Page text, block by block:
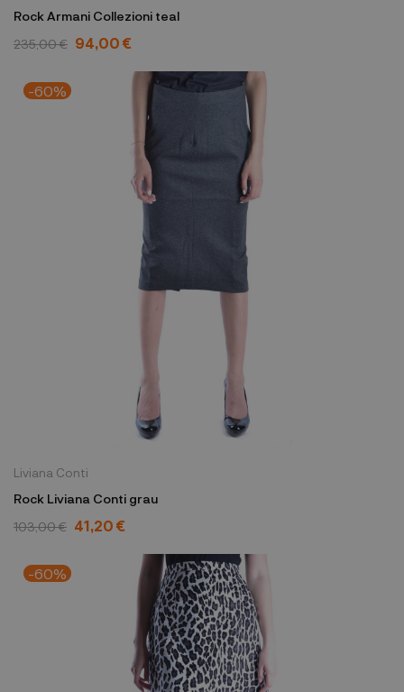
Rock Armani Collezioni teal
235,00 € 94,00 €
-60%
Liviana Conti
Rock Liviana Conti grau
103,00 € 41,20 €
-60%